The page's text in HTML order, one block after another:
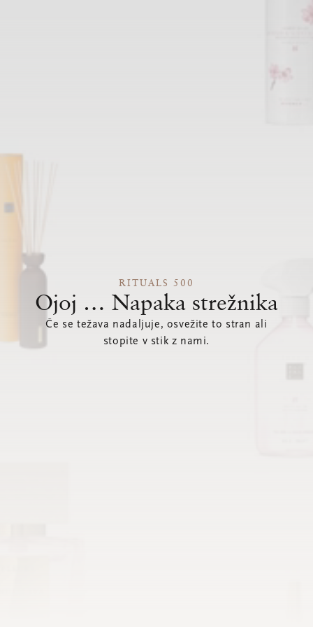
RITUALS 500
Ojoj … Napaka strežnika
Če se težava nadaljuje, osvežite to stran ali
stopite v stik z nami.